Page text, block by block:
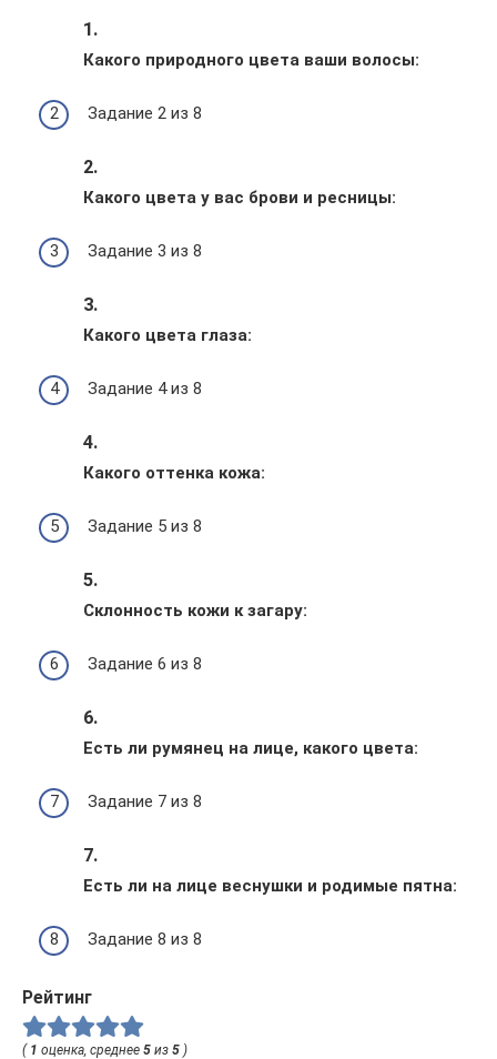
1.
Какого природного цвета ваши волосы:
Задание 2 из 8
2.
Какого цвета у вас брови и ресницы:
Задание 3 из 8
3.
Какого цвета глаза:
Задание 4 из 8
4.
Какого оттенка кожа:
Задание 5 из 8
5.
Склонность кожи к загару:
Задание 6 из 8
6.
Есть ли румянец на лице, какого цвета:
Задание 7 из 8
7.
Есть ли на лице веснушки и родимые пятна:
Задание 8 из 8
Рейтинг
( 1 оценка, среднее 5 из 5 )